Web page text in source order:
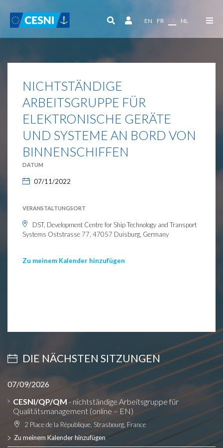
EN FR DE NL
NICHTSTÄNDIGE
ARBEITSGRUPPE FÜR
ELEKTRONISCHE GERÄTE
UND SYSTEME AN BORD VON
BINNENSCHIFFEN
DATUM
07/11/2022
VERANSTALTUNGSORT
DST, Development Centre for Ship Technology and Transport
Systems Oststrasse 77, 47057 Duisburg, Germany
Zu meinem Kalender hinzufügen
DIE NÄCHSTEN SITZUNGEN
07/09/2026
CESNI/QP/QM - nichtständige Arbeitsgruppe für
Qualitätsmanagement (online – EN)
2 Place de la République, Strasbourg, France
Zu meinem Kalender hinzufügen